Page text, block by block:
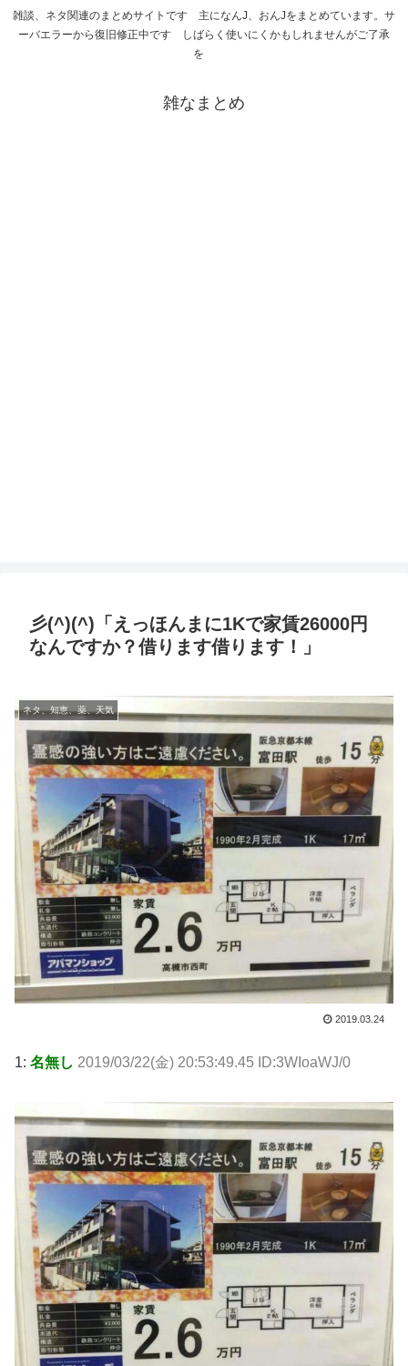
雑談、ネタ関連のまとめサイトです 主になんJ、おんJをまとめています。サ
ーバエラーから復旧修正中です しばらく使いにくかもしれませんがご了承
を
雑なまとめ
彡(^)(^)「えっほんまに1Kで家賃26000円
なんですか？借ります借ります！」
ネタ、知恵、薬、天気
2019.03.24
1: 名無し 2019/03/22(金) 20:53:49.45 ID:3WIoaWJ/0